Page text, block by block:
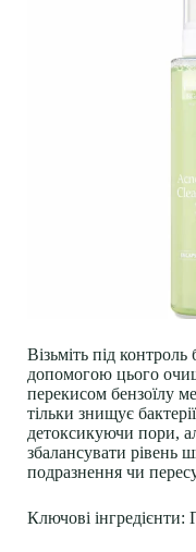
Візьміть під
допомогою цього
перекисом бензоїлу
тільки знищує
детоксикуючи пори,
збалансувати рівень
подразнення чи
Ключові інгредієнти: